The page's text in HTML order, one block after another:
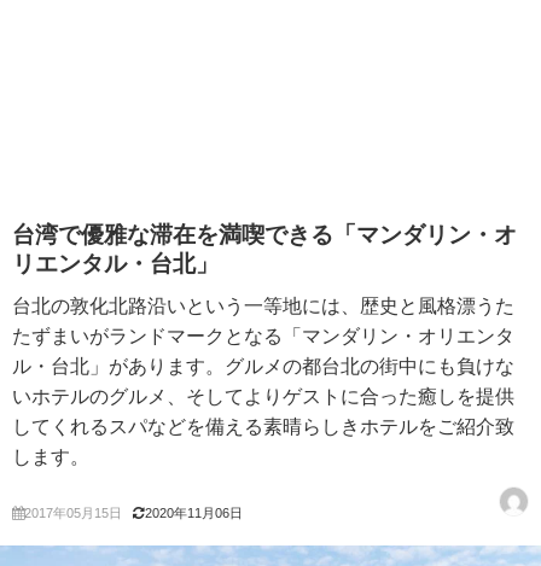
台湾で優雅な滞在を満喫できる「マンダリン・オ
リエンタル・台北」
台北の敦化北路沿いという一等地には、歴史と風格漂うた
たずまいがランドマークとなる「マンダリン・オリエンタ
ル・台北」があります。グルメの都台北の街中にも負けな
いホテルのグルメ、そしてよりゲストに合った癒しを提供
してくれるスパなどを備える素晴らしきホテルをご紹介致
します。
2017年05月15日 2020年11月06日